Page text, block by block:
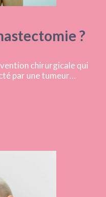
?
chirurgicale qui
par une tumeur…